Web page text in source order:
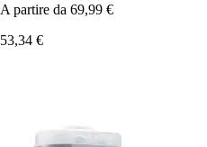
A partire da 69,99 €
53,34 €